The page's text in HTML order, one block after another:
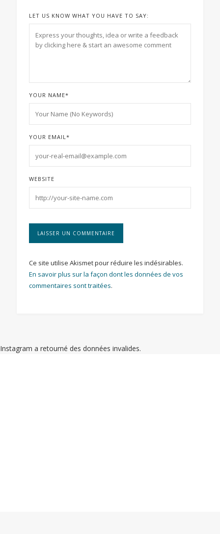
LET US KNOW WHAT YOU HAVE TO SAY:
YOUR NAME*
YOUR EMAIL *
WEBSITE
Ce site utilise Akismet pour réduire les indésirables.
En savoir plus sur la façon dont les données de vos
commentaires sont traitées.
Instagram a retourné des données invalides.